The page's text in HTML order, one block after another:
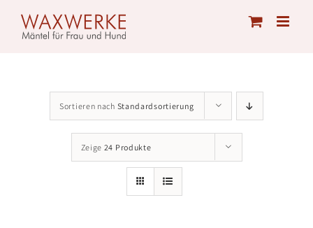
content
Sortieren nach Standardsortierung
Zeige 24 Produkte